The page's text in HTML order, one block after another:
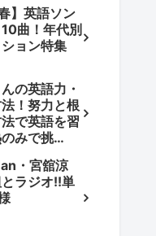
】英語ソン
曲！年代別
ョン特集
の英語力・
！努力と根
で英語を習
みで挑
・宮舘涼
ラジオ!!単